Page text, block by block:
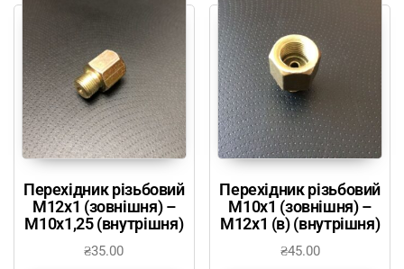
Перехідник різьбовий
М12х1 (зовнішня) –
М10х1,25 (внутрішня)
₴35.00
Перехідник різьбовий
М10х1 (зовнішня) –
М12х1 (в) (внутрішня)
₴45.00